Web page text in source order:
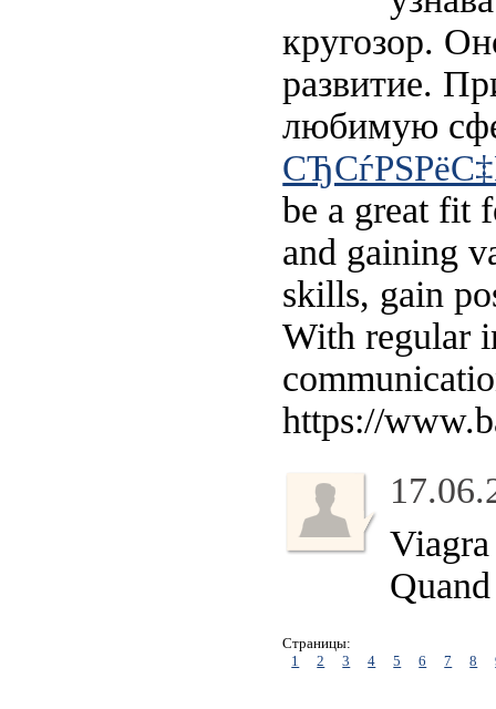
кругозор.
развитие.
любимую
be a great fit
and gaining
skills, gain
With regular
https://
Страницы:
1
2 3 4 5 6 7 8